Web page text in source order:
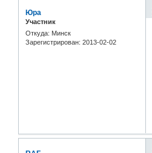
Юра
Участник
Откуда: Минск
Зарегистрирован: 2013-02-02